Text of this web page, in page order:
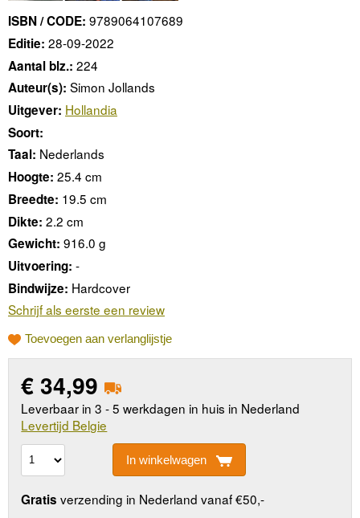
ISBN / CODE: 9789064107689
Editie: 28-09-2022
Aantal blz.: 224
Auteur(s): Simon Jollands
Uitgever: Hollandia
Soort:
Taal: Nederlands
Hoogte: 25.4 cm
Breedte: 19.5 cm
Dikte: 2.2 cm
Gewicht: 916.0 g
Uitvoering: -
Bindwijze: Hardcover
Schrijf als eerste een review
Toevoegen aan verlanglijstje
€ 34,99
Leverbaar in 3 - 5 werkdagen in huis in Nederland
Levertijd Belgie
In winkelwagen
Gratis verzending in Nederland vanaf €50,-